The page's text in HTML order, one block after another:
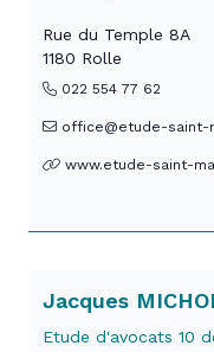
Rue du Temple 8A
1180 Rolle
022 554 77 62
office@etude-saint-
www.etude-saint-
Jacques
Etude d'avocats 10